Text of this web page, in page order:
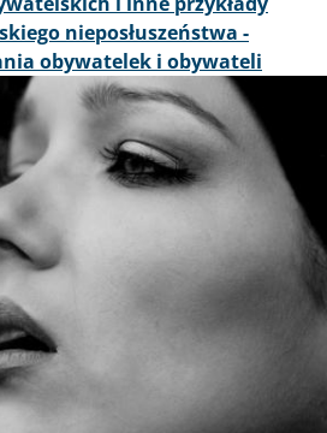
nieposłuszeństwa -
obywatelek i obywateli